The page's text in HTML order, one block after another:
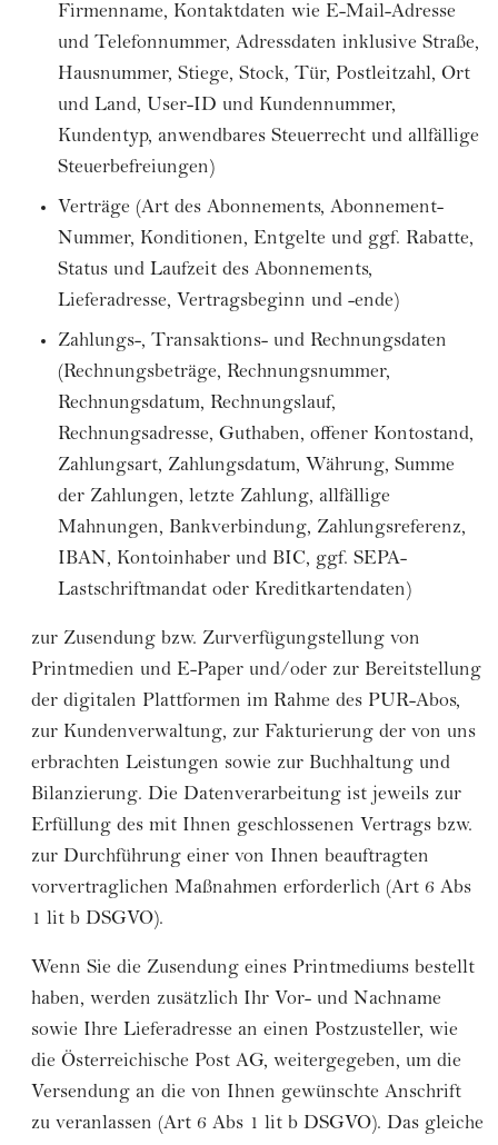
Firmenname, Kontaktdaten wie E-Mail-Adresse
und Telefonnummer, Adressdaten inklusive Straße,
Hausnummer, Stiege, Stock, Tür, Postleitzahl, Ort
und Land, User-ID und Kundennummer,
Kundentyp, anwendbares Steuerrecht und allfällige
Steuerbefreiungen)
Verträge (Art des Abonnements, Abonnement-
Nummer, Konditionen, Entgelte und ggf. Rabatte,
Status und Laufzeit des Abonnements,
Lieferadresse, Vertragsbeginn und -ende)
Zahlungs-, Transaktions- und Rechnungsdaten
(Rechnungsbeträge, Rechnungsnummer,
Rechnungsdatum, Rechnungslauf,
Rechnungsadresse, Guthaben, offener Kontostand,
Zahlungsart, Zahlungsdatum, Währung, Summe
der Zahlungen, letzte Zahlung, allfällige
Mahnungen, Bankverbindung, Zahlungsreferenz,
IBAN, Kontoinhaber und BIC, ggf. SEPA-
Lastschriftmandat oder Kreditkartendaten)
zur Zusendung bzw. Zurverfügungstellung von
Printmedien und E-Paper und/oder zur Bereitstellung
der digitalen Plattformen im Rahme des PUR-Abos,
zur Kundenverwaltung, zur Fakturierung der von uns
erbrachten Leistungen sowie zur Buchhaltung und
Bilanzierung. Die Datenverarbeitung ist jeweils zur
Erfüllung des mit Ihnen geschlossenen Vertrags bzw.
zur Durchführung einer von Ihnen beauftragten
vorvertraglichen Maßnahmen erforderlich (Art 6 Abs
1 lit b DSGVO).
Wenn Sie die Zusendung eines Printmediums bestellt
haben, werden zusätzlich Ihr Vor- und Nachname
sowie Ihre Lieferadresse an einen Postzusteller, wie
die Österreichische Post AG, weitergegeben, um die
Versendung an die von Ihnen gewünschte Anschrift
zu veranlassen (Art 6 Abs 1 lit b DSGVO). Das gleiche